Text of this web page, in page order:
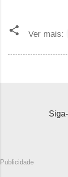
Ver mais:
Publicidade